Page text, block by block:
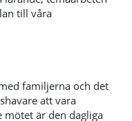
till våra
familjerna och det
att vara
mötet är den dagliga